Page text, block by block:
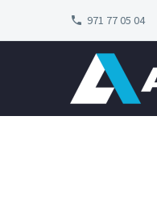
971 77 05 04